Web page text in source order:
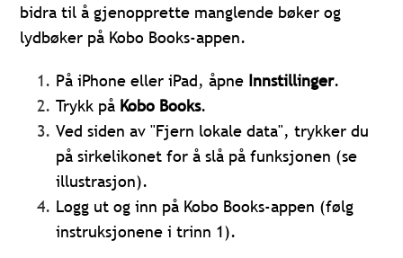
bidra til å gjenopprette manglende bøker og
lydbøker på Kobo Books-appen.
På iPhone eller iPad, åpne Innstillinger.
Trykk på Kobo Books.
Ved siden av "Fjern lokale data", trykker du
på sirkelikonet for å slå på funksjonen (se
illustrasjon).
Logg ut og inn på Kobo Books-appen (følg
instruksjonene i trinn 1).